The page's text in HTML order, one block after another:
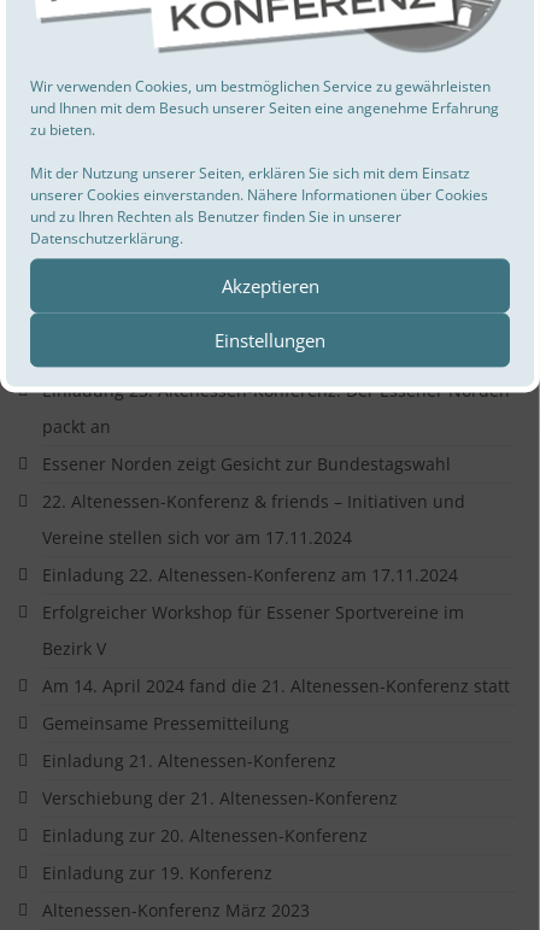
Wir verwenden Cookies, um bestmöglichen Service zu gewährleisten
und Ihnen mit dem Besuch unserer Seiten eine angenehme Erfahrung
zu bieten.
Mit der Nutzung unserer Seiten, erklären Sie sich mit dem Einsatz
unserer Cookies einverstanden. Nähere Informationen über Cookies
und zu Ihren Rechten als Benutzer finden Sie in unserer
Datenschutzerklärung.
Akzeptieren
Einstellungen
„Miteinander Leben“ – Ein Projekt für ein gutes
Zusammenleben
A!Festival am 23.05.2025 von 10 Uhr bis 18 Uhr auf Zeche
Carl
Ausstellungseröffnung und Ideen-Aufruf für
Ladenprojekte in Altenessen
Erfolgreiches Netzwerktreffen Sport
23. Altenessen-Konferenz am 16. März 2025
Kontaktdaten Verfügungsfond Pack an und
Einladung 23. Altenessen-Konferenz: Der Essener Norden
packt an
Essener Norden zeigt Gesicht zur Bundestagswahl
22. Altenessen-Konferenz & friends – Initiativen und
Vereine stellen sich vor am 17.11.2024
Einladung 22. Altenessen-Konferenz am 17.11.2024
Erfolgreicher Workshop für Essener Sportvereine im
Bezirk V
Am 14. April 2024 fand die 21. Altenessen-Konferenz statt
Gemeinsame Pressemitteilung
Einladung 21. Altenessen-Konferenz
Verschiebung der 21. Altenessen-Konferenz
Einladung zur 20. Altenessen-Konferenz
Einladung zur 19. Konferenz
Altenessen-Konferenz März 2023